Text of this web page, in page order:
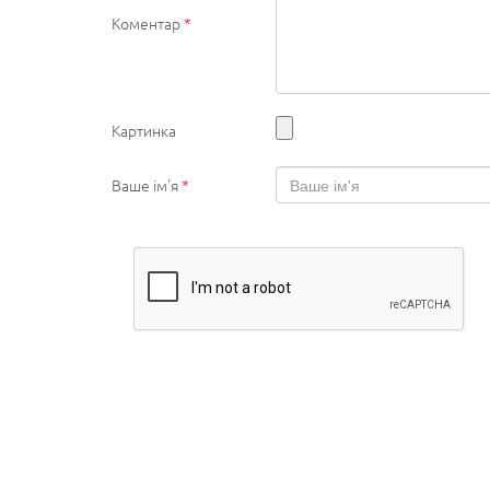
Коментар*
Картинка
Ваше ім'я*